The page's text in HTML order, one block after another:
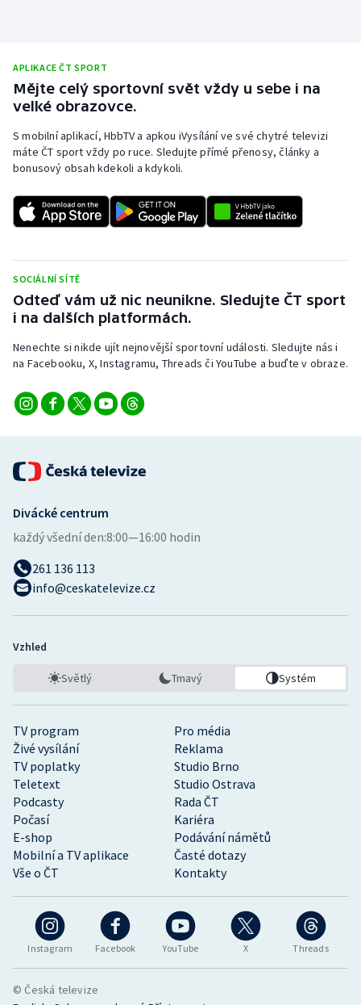
Plážový volejbal
Ragby
Rychlobruslení
Rychlostní kanoistika
Short track
Stolní tenis
Veslování
Vodní slalom
APLIKACE ČT SPORT
Mějte celý sportovní svět vždy u sebe i na
velké obrazovce.
S mobilní aplikací, HbbTV a apkou iVysílání ve své chytré televizi
máte ČT sport vždy po ruce. Sledujte přímé přenosy, články a
bonusový obsah kdekoli a kdykoli.
SOCIÁLNÍ SÍTĚ
Odteď vám už nic neunikne. Sledujte ČT sport
i na dalších platformách.
Nenechte si nikde ujít nejnovější sportovní události. Sledujte nás i
na Facebooku, X, Instagramu, Threads či YouTube a buďte v obraze.
Instagram Facebook YouTube X Threads
TV program
Pro média
Živé vysílání
Reklama
TV poplatky
Studio Brno
Teletext
Studio Ostrava
Podcasty
Rada ČT
Počasí
Kariéra
E-shop
Podávání námětů
Mobilní a TV aplikace
Časté dotazy
Vše o ČT
Kontakty
Divácké centrum
každý všední den:8:00—16:00 hodin
261 136 113
info@ceskatelevize.cz
Vzhled
Světlý Tmavý Systém
© Česká televize